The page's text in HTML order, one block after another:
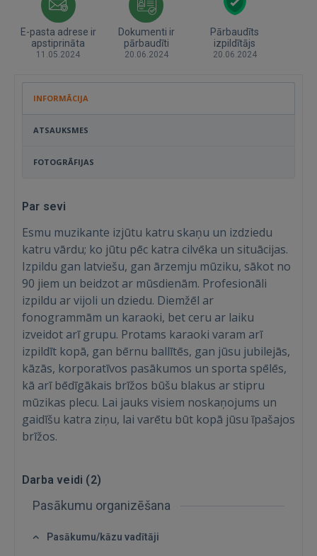
Ienākt
E-pasta adrese ir
apstiprināta
11.05.2024
Dokumenti ir
pārbaudīti
20.06.2024
Pārbaudīts
izpildītājs
20.06.2024
INFORMĀCIJA
ATSAUKSMES
FOTOGRĀFIJAS
Par sevi
Esmu muzikante izjūtu katru skaņu un izdziedu
katru vārdu; ko jūtu pēc katra cilvēka un situācijas.
Izpildu gan latviešu, gan ārzemju mūziku, sākot no
90 jiem un beidzot ar mūsdienām. Profesionāli
izpildu ar vijoli un dziedu. Diemžēl ar
fonogrammām un karaoki, bet ceru ar laiku
izveidot arī grupu. Protams karaoki varam arī
izpildīt kopā, gan bērnu ballītēs, gan jūsu jubilejās,
kāzās, korporatīvos pasākumos un sporta spēlēs,
kā arī bēdīgākais brīžos būšu blakus ar stipru
mūzikas plecu. Lai jauks visiem noskaņojums un
gaidīšu katra ziņu, lai varētu būt kopā jūsu īpašajos
brīžos.
Darba veidi (2)
Pasākumu organizēšana
Pasākumu/kāzu vadītāji